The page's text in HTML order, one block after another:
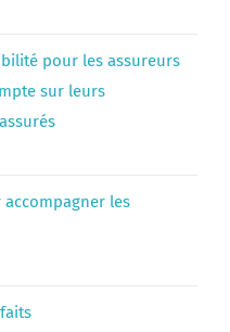
pour les assureurs
sur leurs
les